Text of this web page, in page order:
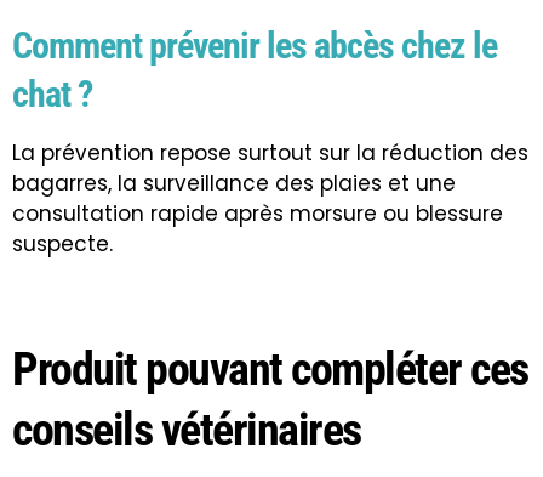
Comment prévenir les abcès chez le
chat ?
La prévention repose surtout sur la réduction des
bagarres, la surveillance des plaies et une
consultation rapide après morsure ou blessure
suspecte.
Produit pouvant compléter ces
conseils vétérinaires